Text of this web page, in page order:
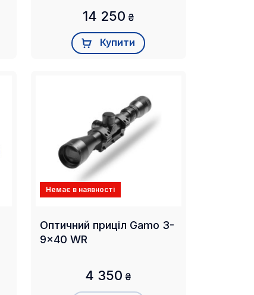
14 250 ₴
Купити
Немає в наявності
Оптичний приціл Gamo 3-
9x40 WR
4 350 ₴